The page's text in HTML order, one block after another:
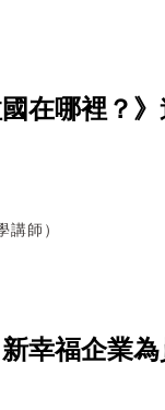
在哪裡？
講師）
幸福企業